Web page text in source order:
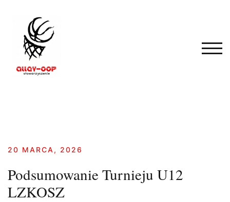
content
20 MARCA, 2026
Podsumowanie Turnieju U12
LZKOSZ